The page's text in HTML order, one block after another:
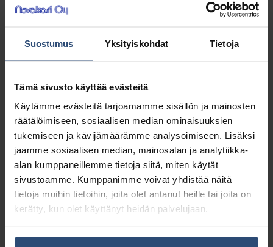
Suostumus Yksityiskohdat Tietoja
Tämä sivusto käyttää evästeitä
Käytämme evästeitä tarjoamamme sisällön ja mainosten
räätälöimiseen, sosiaalisen median ominaisuuksien
tukemiseen ja kävijämäärämme analysoimiseen. Lisäksi
jaamme sosiaalisen median, mainosalan ja analytiikka-
alan kumppaneillemme tietoja siitä, miten käytät
sivustoamme. Kumppanimme voivat yhdistää näitä
tietoja muihin tietoihin, joita olet antanut heille tai joita on
kerätty, kun olet käyttänyt heidän palvelujaan.
Osasto:Pölynimurit
Kuvaus
Lisätiedot
Ketterä, tehokas ja erittäin hiljainen
pölynimuri made by TASKI
Kompakti ja hyvin suunniteltu